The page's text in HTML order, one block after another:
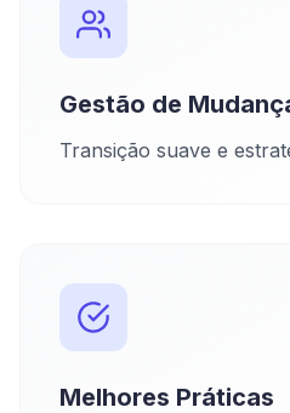
Gestão de
Transição suave e
Melhores Práticas